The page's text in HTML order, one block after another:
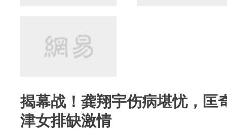
揭幕战！龚翔宇伤病堪忧，匡
津女排缺激情